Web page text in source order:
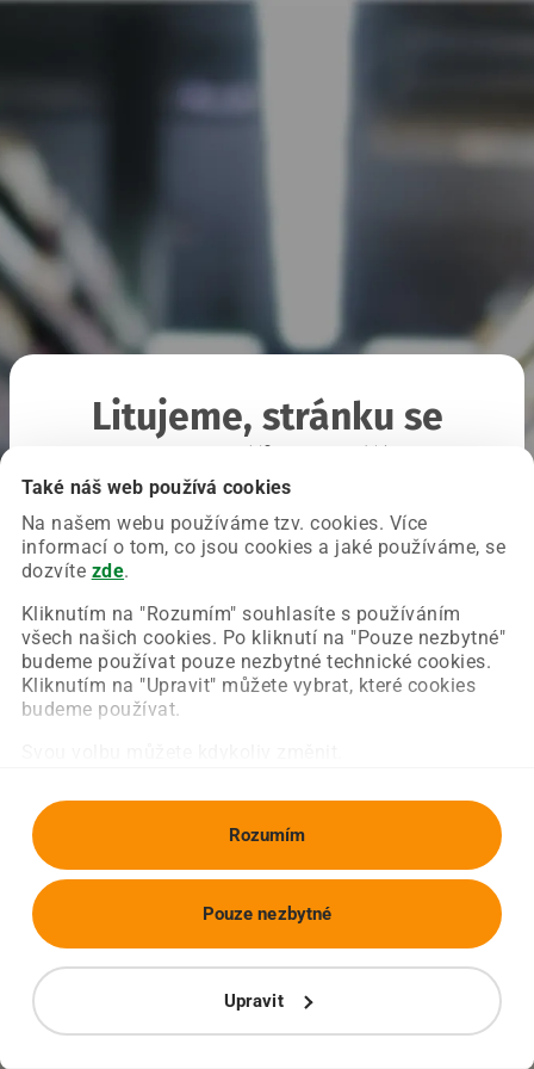
Také náš web používá cookies
Na našem webu používáme tzv. cookies. Více
informací o tom, co jsou cookies a jaké používáme, se
dozvíte zde.
Kliknutím na "Rozumím" souhlasíte s používáním
všech našich cookies. Po kliknutí na "Pouze nezbytné"
budeme používat pouze nezbytné technické cookies.
Kliknutím na "Upravit" můžete vybrat, které cookies
budeme používat.
Rozumím
Upravit
Pouze nezbytné
Litujeme, stránku se
Chyba nastala na naší straně a už ji opravujeme.
Zkuste prosím znovu načíst požadovanou stránku.
Obnovit stránku Úvodní strana